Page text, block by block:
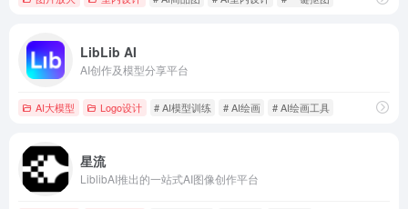
LibLib AI
AI创作及模型分享平台
AI大模型 Logo设计 # AI模型训练 # AI绘画 # AI绘画工具
星流
LiblibAI推出的一站式AI图像创作平台